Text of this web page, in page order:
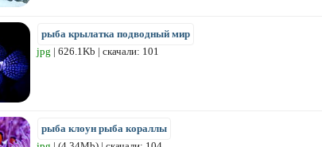
рыба крылатка подводный мир
jpg | 626.1Kb | скачали: 101
рыба клоун рыба кораллы